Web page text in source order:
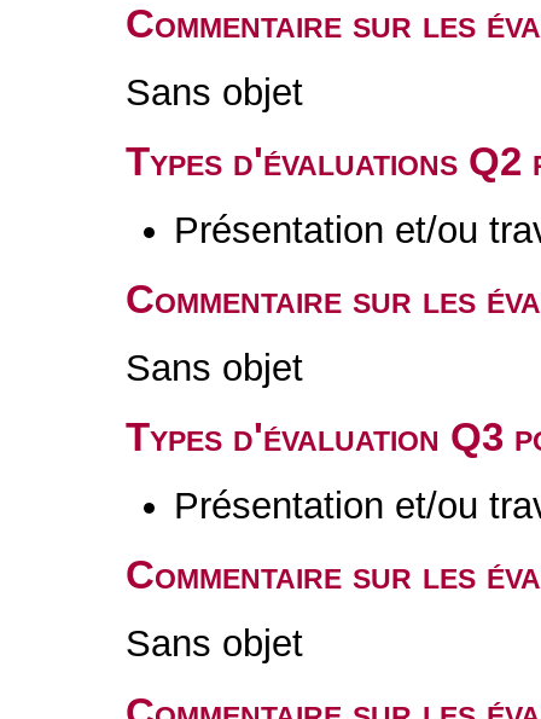
Commentaire sur les
Sans objet
Types d'évaluations
Présentation et/ou
Commentaire sur les
Sans objet
Types d'évaluation Q3
Présentation et/ou
Commentaire sur les
Sans objet